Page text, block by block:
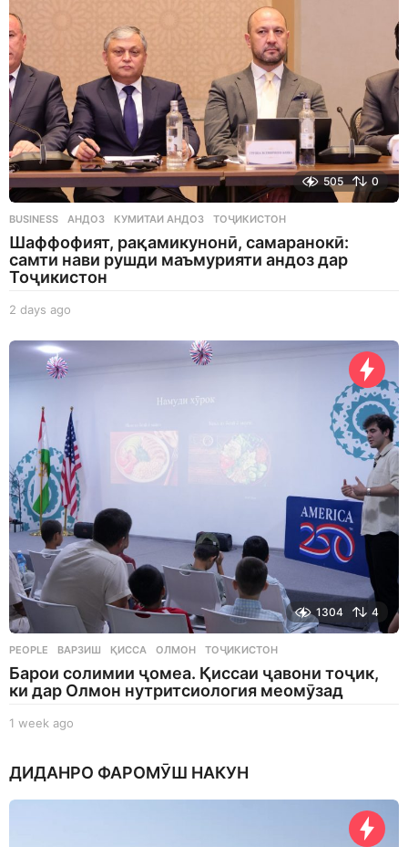
505 0
BUSINESS АНДОЗ ,КУМИТАИ АНДОЗ ,ТОҶИКИСТОН
Шаффофият, рақамикунонӣ, самаранокӣ:
самти нави рушди маъмурияти андоз дар
Тоҷикистон
2 days ago
a
g
o
1304 4
PEOPLE ВАРЗИШ ,ҚИССА ,ОЛМОН ,ТОҶИКИСТОН
Барои солимии ҷомеа. Қиссаи ҷавони тоҷик,
ки дар Олмон нутритсиология меомӯзад
1 week ago
e
ДИДАНРО ФАРОМӮШ НАКУН